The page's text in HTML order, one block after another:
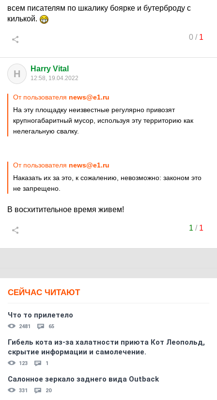
всем писателям по шкалику боярке и бутерброду с
килькой.
0/ 1
H Harry Vital
12:58, 19.04.2022
От пользователя news@e1.ru
На эту площадку неизвестные регулярно привозят
крупногабаритный мусор, используя эту территорию как
нелегальную свалку.
От пользователя news@e1.ru
Наказать их за это, к сожалению, невозможно: законом это
не запрещено.
В восхитительное время живем!
1 / 1
СЕЙЧАС ЧИТАЮТ
Что то прилетело
2481 65
Гибель кота из-за халатности приюта Кот Леопольд,
скрытиe информации и самолечение.
123 1
Салонное зеркало заднего вида Outback
331 20